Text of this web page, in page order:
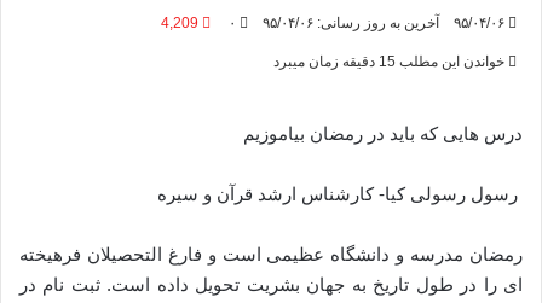
۹۵/۰۴/۰۶ آخرین به روز رسانی: ۹۵/۰۴/۰۶ ۰ 4,209
خواندن این مطلب 15 دقیقه زمان میبرد
درس هایی که باید در رمضان بیاموزیم
رسول رسولی کیا- کارشناس ارشد قرآن و سیره
رمضان مدرسه و دانشگاه عظیمی است و فارغ التحصیلان فرهیخته
ای را در طول تاریخ به جهان بشریت تحویل داده است. ثبت نام در